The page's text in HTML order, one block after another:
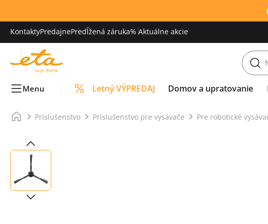
KontaktyPredajnePredĺžená záruka% Aktuálne akcie
Menu Letný VÝPREDAJ Domov a upratovanie
Príslušenstvo Príslušenstvo pre vysávače Pre robotické